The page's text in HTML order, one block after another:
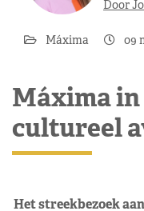
Door
Máxima 09
Máxima
cultureel
Het streekbezoek